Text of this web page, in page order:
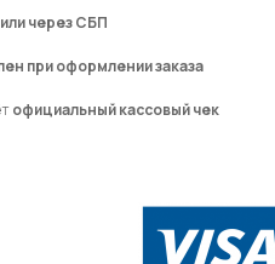
через СБП
при оформлении заказа
официальный кассовый чек